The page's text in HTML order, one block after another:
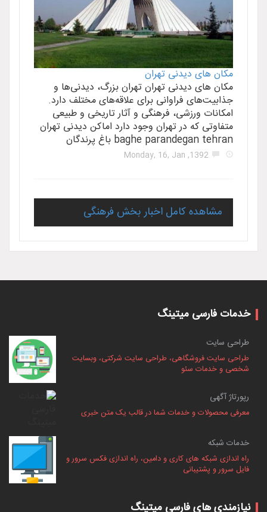
مکان های دیدنی تهران
مکان های دیدنی تهران تهران بزرگ، دیدنی‌ها و
جذابیت‌های فراوانی برای علاقه‌های مختلف دارد.
امکانات ورزشی، فرهنگی و آثار تاریخی و طبیعی
متفاوتی که در تهران وجود دارد اماکن دیدنی تهران
baghe parandegan tehran باغ پرندگان
1392, Monday, 16, Jan
مشاهده کامل اخبار بخش فرهنگی
خدمات فارسی میتینگ
طراحی سایت
طراحی سایت فروشگاهی، طراحی سایت شرکتی، وبسایت
شخصی و خدمات سئو
رپورتاژ آگهی
معرفی محصولات و خدمات شما در قالب یک متن خبری
خدمات شبکه
راه اندازی شبکه های کاری و دامین، راه اندازی فکس سرور و
فایل سرور و پشتیبانی
نیازمندی های فارسی میتینگ